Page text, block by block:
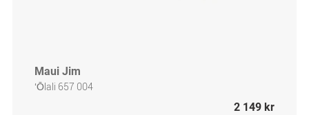
Maui Jim
ʻŌlali 657 004
2 149 kr